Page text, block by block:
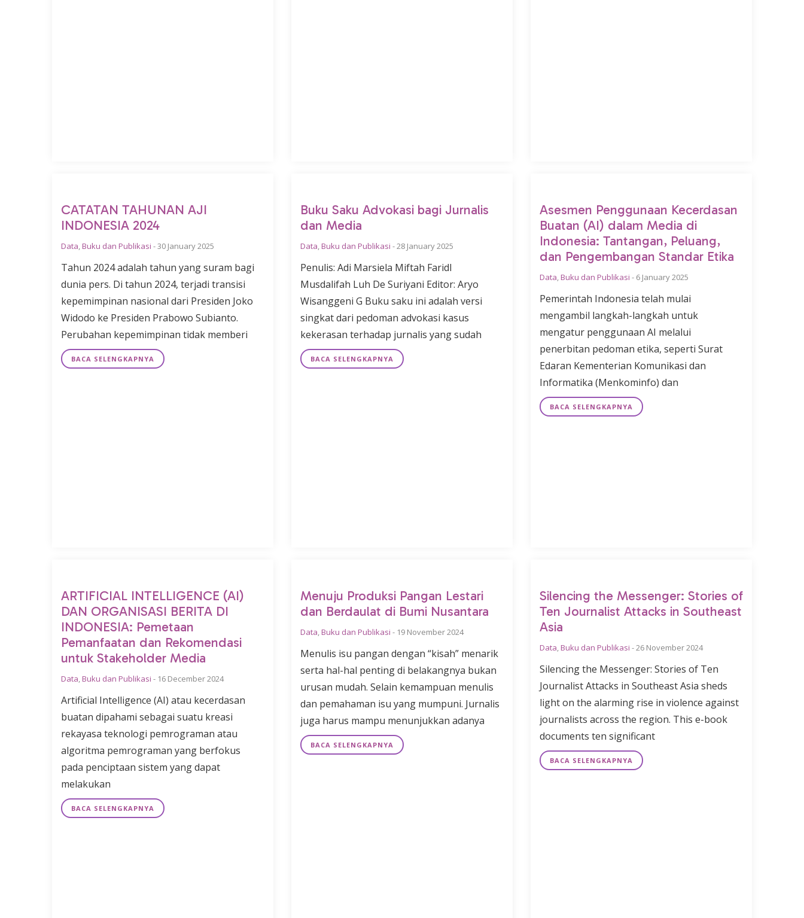
CATATAN TAHUNAN AJI
INDONESIA 2024
Data,Buku dan Publikasi -30 January 2025
Tahun 2024 adalah tahun yang suram bagi
dunia pers. Di tahun 2024, terjadi transisi
kepemimpinan nasional dari Presiden Joko
Widodo ke Presiden Prabowo Subianto.
Perubahan kepemimpinan tidak memberi
BACA SELENGKAPNYA
Buku Saku Advokasi bagi Jurnalis
dan Media
Data,Buku dan Publikasi -28 January 2025
Penulis: Adi Marsiela Miftah Faridl
Musdalifah Luh De Suriyani Editor: Aryo
Wisanggeni G Buku saku ini adalah versi
singkat dari pedoman advokasi kasus
kekerasan terhadap jurnalis yang sudah
BACA SELENGKAPNYA
Asesmen Penggunaan Kecerdasan
Buatan (AI) dalam Media di
Indonesia: Tantangan, Peluang,
dan Pengembangan Standar Etika
Data,Buku dan Publikasi - 6 January 2025
Pemerintah Indonesia telah mulai
mengambil langkah-langkah untuk
mengatur penggunaan AI melalui
penerbitan pedoman etika, seperti Surat
Edaran Kementerian Komunikasi dan
Informatika (Menkominfo) dan
BACA SELENGKAPNYA
ARTIFICIAL INTELLIGENCE (AI)
DAN ORGANISASI BERITA DI
INDONESIA: Pemetaan
Pemanfaatan dan Rekomendasi
untuk Stakeholder Media
Data,Buku dan Publikasi - 16 December 2024
Artificial Intelligence (AI) atau kecerdasan
buatan dipahami sebagai suatu kreasi
rekayasa teknologi pemrograman atau
algoritma pemrograman yang berfokus
pada penciptaan sistem yang dapat
melakukan
BACA SELENGKAPNYA
Menuju Produksi Pangan Lestari
dan Berdaulat di Bumi Nusantara
Data,Buku dan Publikasi - 19 November 2024
Menulis isu pangan dengan “kisah” menarik
serta hal-hal penting di belakangnya bukan
urusan mudah. Selain kemampuan menulis
dan pemahaman isu yang mumpuni. Jurnalis
juga harus mampu menunjukkan adanya
BACA SELENGKAPNYA
Silencing the Messenger: Stories of
Ten Journalist Attacks in Southeast
Asia
Data,Buku dan Publikasi -26 November 2024
Silencing the Messenger: Stories of Ten
Journalist Attacks in Southeast Asia sheds
light on the alarming rise in violence against
journalists across the region. This e-book
documents ten significant
BACA SELENGKAPNYA